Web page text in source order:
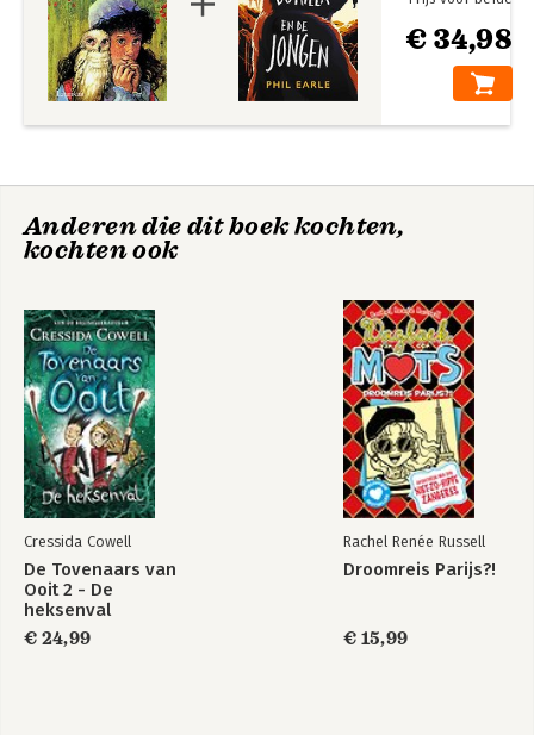
€ 34,98
Anderen die dit boek kochten,
kochten ook
Cressida Cowell
De Tovenaars van
Ooit 2 - De
heksenval
€ 24,99
Rachel Renée Russell
Droomreis Parijs?!
€ 15,99